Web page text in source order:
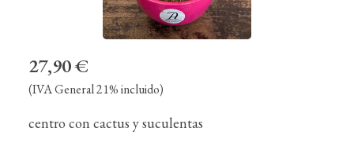
27,90 €
(IVA General 21% incluido)
centro con cactus y suculentas